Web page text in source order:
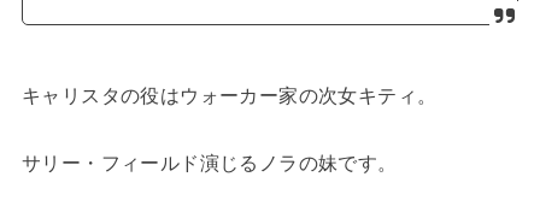
キャリスタの役はウォーカー家の次女キティ。
サリー・フィールド演じるノラの妹です。